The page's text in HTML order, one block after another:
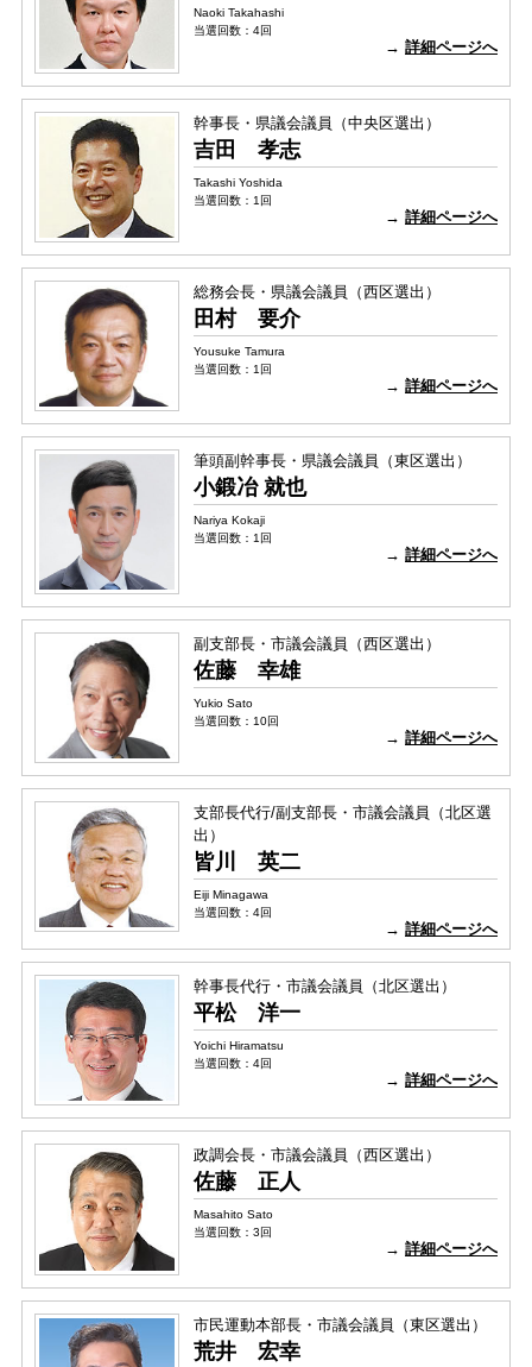
Naoki Takahashi
当選回数：4回
→詳細ページへ
幹事長・県議会議員（中央区選出）
吉田 孝志
Takashi Yoshida
当選回数：1回
→詳細ページへ
総務会長・県議会議員（西区選出）
田村 要介
Yousuke Tamura
当選回数：1回
→詳細ページへ
筆頭副幹事長・県議会議員（東区選出）
小鍛冶 就也
Nariya Kokaji
当選回数：1回
→詳細ページへ
副支部長・市議会議員（西区選出）
佐藤 幸雄
Yukio Sato
当選回数：10回
→詳細ページへ
支部長代行/副支部長・市議会議員（北区選
出）
皆川 英二
Eiji Minagawa
当選回数：4回
→詳細ページへ
幹事長代行・市議会議員（北区選出）
平松 洋一
Yoichi Hiramatsu
当選回数：4回
→詳細ページへ
政調会長・市議会議員（西区選出）
佐藤 正人
Masahito Sato
当選回数：3回
→詳細ページへ
市民運動本部長・市議会議員（東区選出）
荒井 宏幸